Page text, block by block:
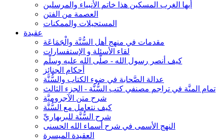
أيها الغرب المسكين هذا خاتم الأنبياء والمرسلين
العصمة من الفتن
المستحيلات والممكنات
عقيدة
مقدمات في منهج أهل السُّنَّة والْجَمَاعَة
لقاء الأسئلة و الإستفسارات
كيف أنصر رسول الله - صلّى الله عليه وسلّم
أحكام الجنائِز
عدالة الصَّحابة في ضوء الكتاب والسُّنَّة
تمام المنَّة في تراجم مصنفي كتب السُّنَّة - الجزء الثالث
شرح متن الآجروميَّة
كيف نتعامل مع السُّنَّة
شرح السُّنَّة للبربهاريِّ
النهج الأسمى في شرح أسماء الله الحسنى
العقيدة الميسرة